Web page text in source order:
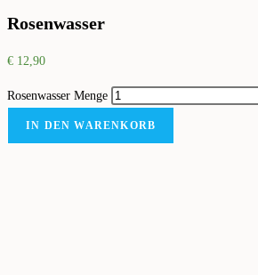
Rosenwasser
€ 12,90
Rosenwasser Menge
IN DEN WARENKORB